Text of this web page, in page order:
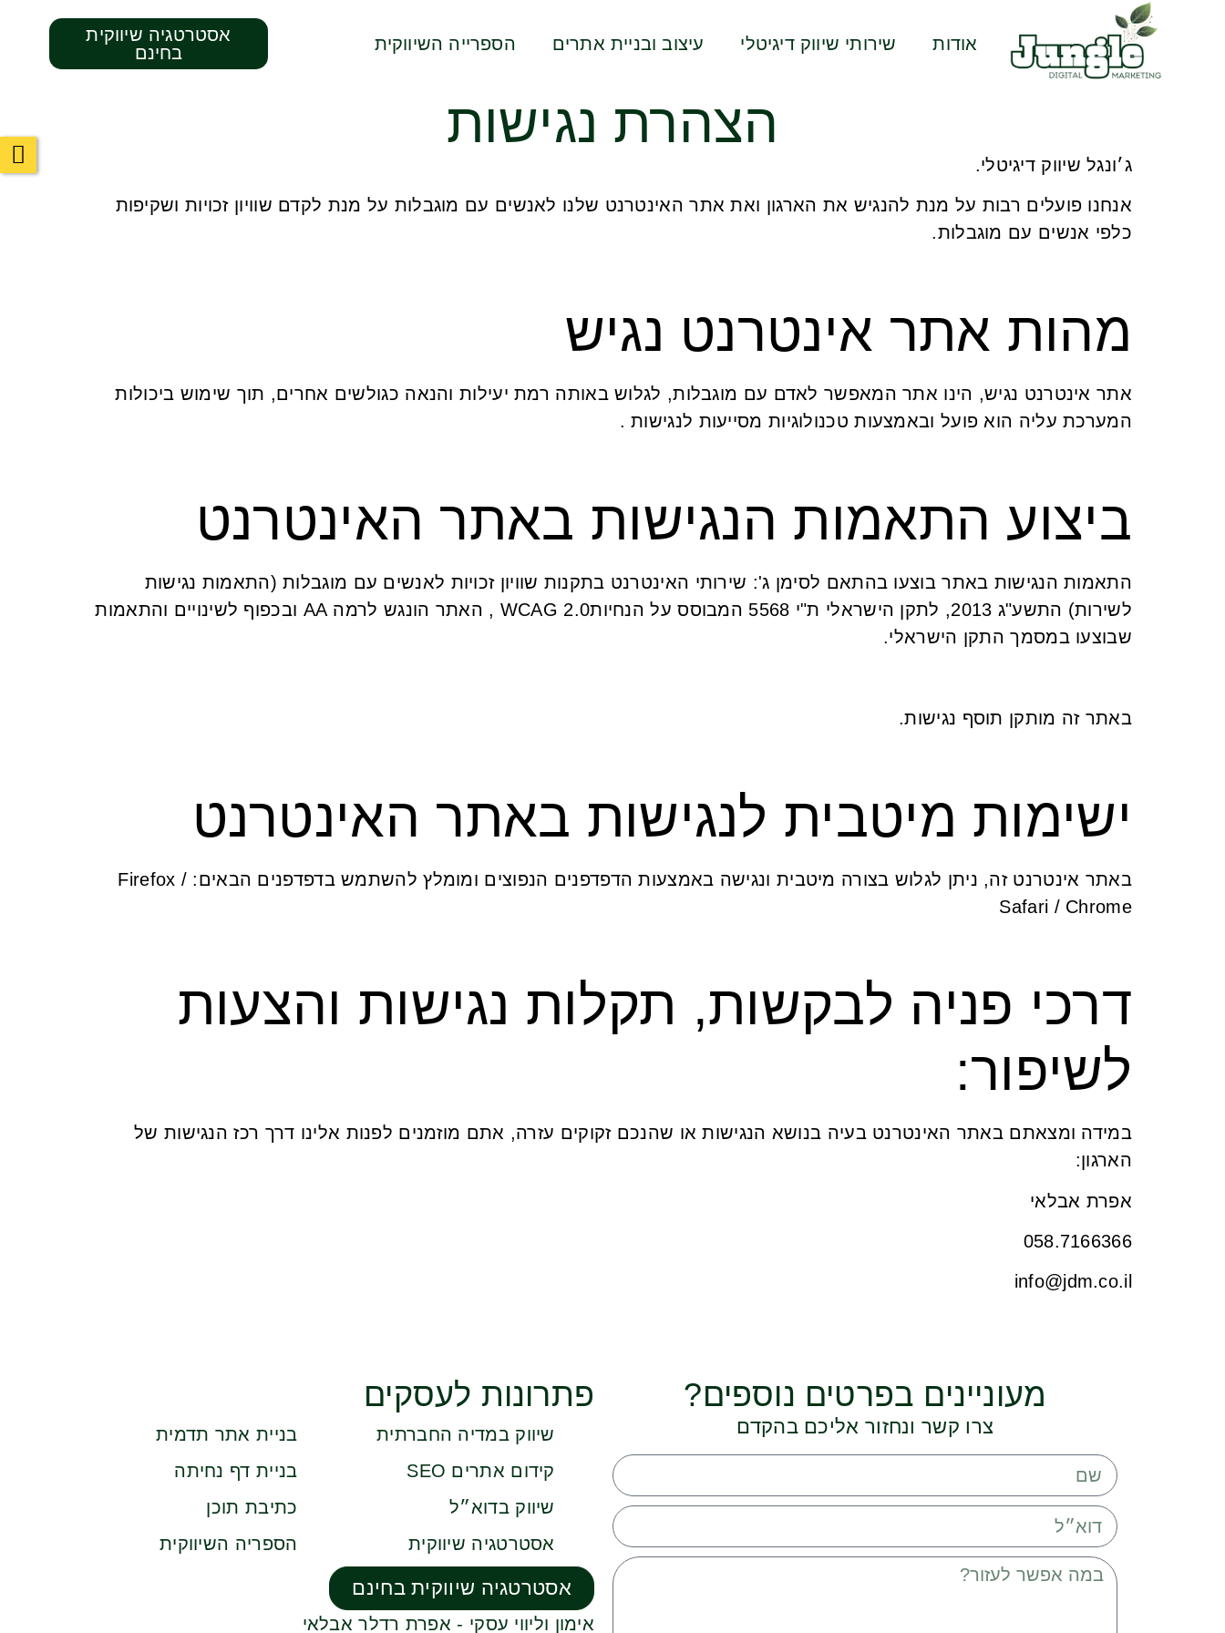
אודות שירותי שיווק דיגיטלי עיצוב ובניית אתרים הספרייה השיווקית
אסטרטגיה שיווקית
בחינם
הצהרת נגישות
ג׳ונגל שיווק דיגיטלי.
אנחנו פועלים רבות על מנת להנגיש את הארגון ואת אתר האינטרנט שלנו לאנשים עם מוגבלות על מנת לקדם שוויון זכויות ושקיפות
כלפי אנשים עם מוגבלות.
מהות אתר אינטרנט נגיש
אתר אינטרנט נגיש, הינו אתר המאפשר לאדם עם מוגבלות, לגלוש באותה רמת יעילות והנאה כגולשים אחרים, תוך שימוש ביכולות
המערכת עליה הוא פועל ובאמצעות טכנולוגיות מסייעות לנגישות .
ביצוע התאמות הנגישות באתר האינטרנט
התאמות הנגישות באתר בוצעו בהתאם לסימן ג': שירותי האינטרנט בתקנות שוויון זכויות לאנשים עם מוגבלות (התאמות נגישות
לשירות) התשע"ג 2013, לתקן הישראלי ת"י 5568 המבוסס על הנחיותWCAG 2.0 , האתר הונגש לרמה AA ובכפוף לשינויים והתאמות
שבוצעו במסמך התקן הישראלי.
באתר זה מותקן תוסף נגישות.
ישימות מיטבית לנגישות באתר האינטרנט
באתר אינטרנט זה, ניתן לגלוש בצורה מיטבית ונגישה באמצעות הדפדפנים הנפוצים ומומלץ להשתמש בדפדפנים הבאים: Firefox /
Safari / Chrome
דרכי פניה לבקשות, תקלות נגישות והצעות
לשיפור:
במידה ומצאתם באתר האינטרנט בעיה בנושא הנגישות או שהנכם זקוקים עזרה, אתם מוזמנים לפנות אלינו דרך רכז הנגישות של
הארגון:
אפרת אבלאי
058.7166366
info@jdm.co.il
מעוניינים בפרטים נוספים?
צרו קשר ונחזור אליכם בהקדם
פתרונות לעסקים
שיווק במדיה החברתית
קידום אתרים SEO
שיווק בדוא״ל
אסטרטגיה שיווקית
בניית אתר תדמית
בניית דף נחיתה
כתיבת תוכן
הספריה השיווקית
אסטרטגיה שיווקית בחינם
אימון וליווי עסקי - אפרת רדלר אבלאי